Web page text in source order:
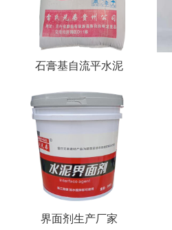
石膏基自流平水泥
界面剂生产厂家